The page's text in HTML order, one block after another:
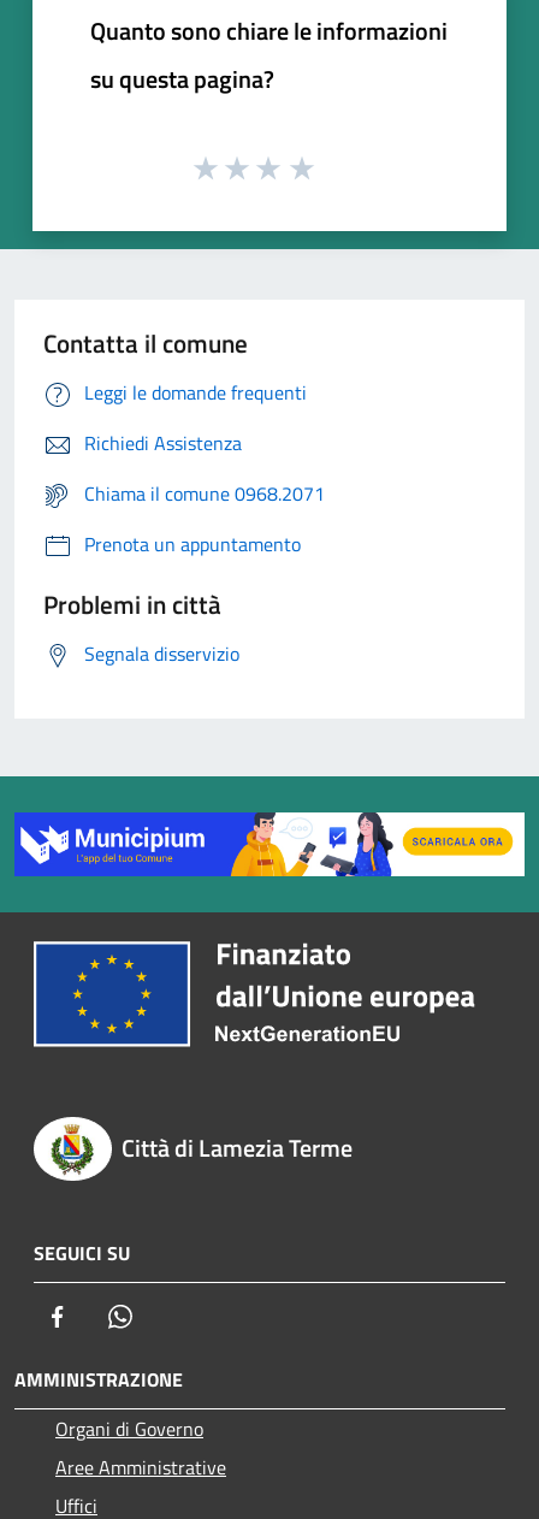
Quanto sono chiare le informazioni
su questa pagina?
Contatta il comune
Leggi le domande frequenti
Richiedi Assistenza
Chiama il comune 0968.2071
Prenota un appuntamento
Problemi in città
Segnala disservizio
Città di Lamezia Terme
SEGUICI SU
Facebook
AMMINISTRAZIONE
Organi di Governo
Aree Amministrative
Uffici